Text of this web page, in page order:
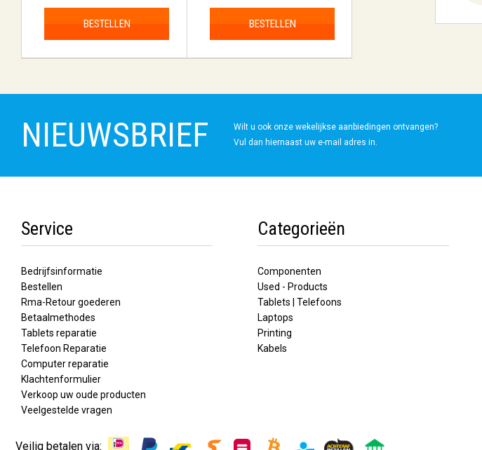
BESTELLEN BESTELLEN BESTELLEN
NIEUWSBRIEF
Wilt u ook onze wekelijkse aanbiedingen ontvangen?
Vul dan hiernaast uw e-mail adres in.
Service
Bedrijfsinformatie
Bestellen
Rma-Retour goederen
Betaalmethodes
Tablets reparatie
Telefoon Reparatie
Computer reparatie
Klachtenformulier
Verkoop uw oude producten
Veelgestelde vragen
Categorieën
Componenten
Used - Products
Tablets | Telefoons
Laptops
Printing
Kabels
Veilig betalen via: